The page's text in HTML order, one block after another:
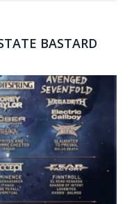
BASTARD